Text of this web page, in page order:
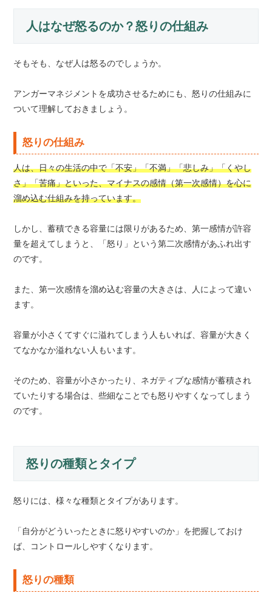
人はなぜ怒るのか？怒りの仕組み
そもそも、なぜ人は怒るのでしょうか。
アンガーマネジメントを成功させるためにも、怒りの仕組みに
ついて理解しておきましょう。
怒りの仕組み
人は、日々の生活の中で「不安」「不満」「悲しみ」「くやし
さ」「苦痛」といった、マイナスの感情（第一次感情）を心に
溜め込む仕組みを持っています。
しかし、蓄積できる容量には限りがあるため、第一感情が許容
量を超えてしまうと、「怒り」という第二次感情があふれ出す
のです。
また、第一次感情を溜め込む容量の大きさは、人によって違い
ます。
容量が小さくてすぐに溢れてしまう人もいれば、容量が大きく
てなかなか溢れない人もいます。
そのため、容量が小さかったり、ネガティブな感情が蓄積され
ていたりする場合は、些細なことでも怒りやすくなってしまう
のです。
怒りの種類とタイプ
怒りには、様々な種類とタイプがあります。
「自分がどういったときに怒りやすいのか」を把握しておけ
ば、コントロールしやすくなります。
怒りの種類